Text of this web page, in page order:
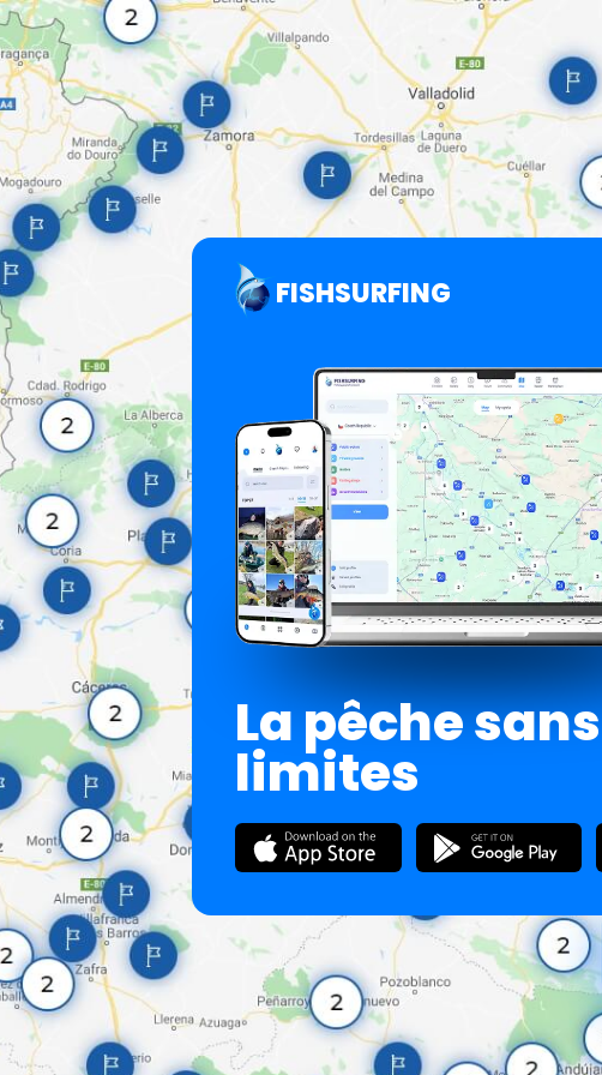
FISHSURFING
La pêche sans
limites